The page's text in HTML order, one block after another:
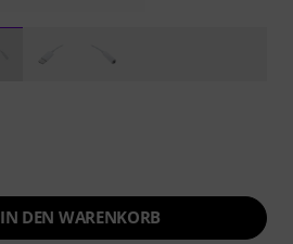
IN DEN WARENKORB